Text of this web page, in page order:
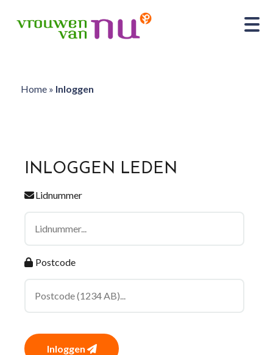
Home» Inloggen
INLOGGEN LEDEN
Lidnummer
Postcode
Inloggen